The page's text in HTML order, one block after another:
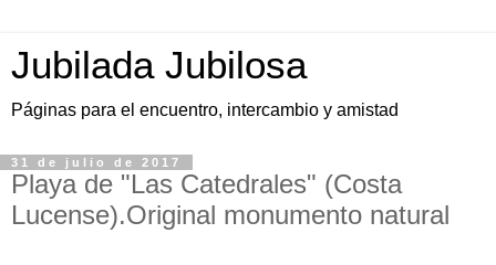
Jubilada Jubilosa
Páginas para el encuentro, intercambio y amistad
31 de julio de 2017
Playa de "Las Catedrales" (Costa
Lucense).Original monumento natural